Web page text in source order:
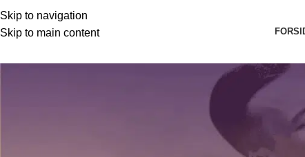
Skip to navigation
Skip to main content
Succes ved Solrød
Succes ved Solrød Danse Galla: